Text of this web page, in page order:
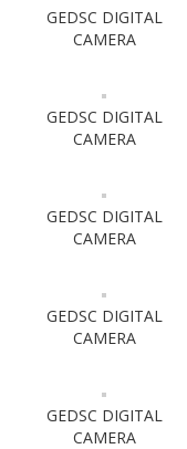
GEDSC DIGITAL
CAMERA
GEDSC DIGITAL
CAMERA
GEDSC DIGITAL
CAMERA
GEDSC DIGITAL
CAMERA
GEDSC DIGITAL
CAMERA